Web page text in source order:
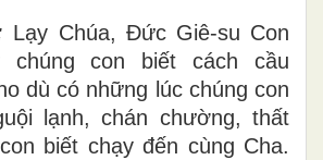
Lạy Chúa, Đức Giê-su Con
chúng con biết cách cầu
dù có những lúc chúng con
lạnh, chán chường, thất
biết chạy đến cùng Cha.